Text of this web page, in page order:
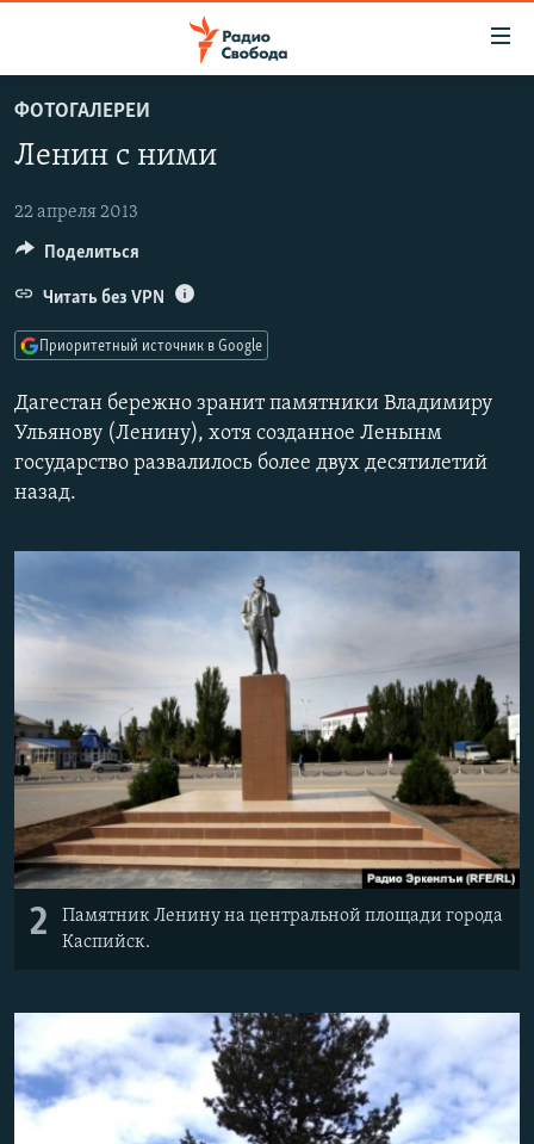
упрощенного
доступа
основному
содержанию
Вернутся
главной
Вернутся
поиску
ПОДКАСТЫ
АВТОРСКИЕ ПРОЕКТЫ
ЦИТАТЫ СВОБОДЫ
МНЕНИЯ
КУЛЬТУРА
КАВКАЗ.РЕАЛИИ
СЕВЕР.РЕАЛИИ
РАСПИСАНИЕ ВЕЩАНИЯ
ПОДПИШИТЕСЬ НА РАССЫЛКУ
Все сайты РСЕ/РС
ФОТОГАЛЕРЕИ
Ленин с ними
22 апреля 2013
Дагестан бережно зранит памятники Владимиру
Ульянову (Ленину), хотя созданное Ленынм
государство развалилось более двух десятилетий
назад.
2
Памятник Ленину на центральной площади города
Каспийск.
Поделиться
Читать без VPN
Приоритетный источник в Google